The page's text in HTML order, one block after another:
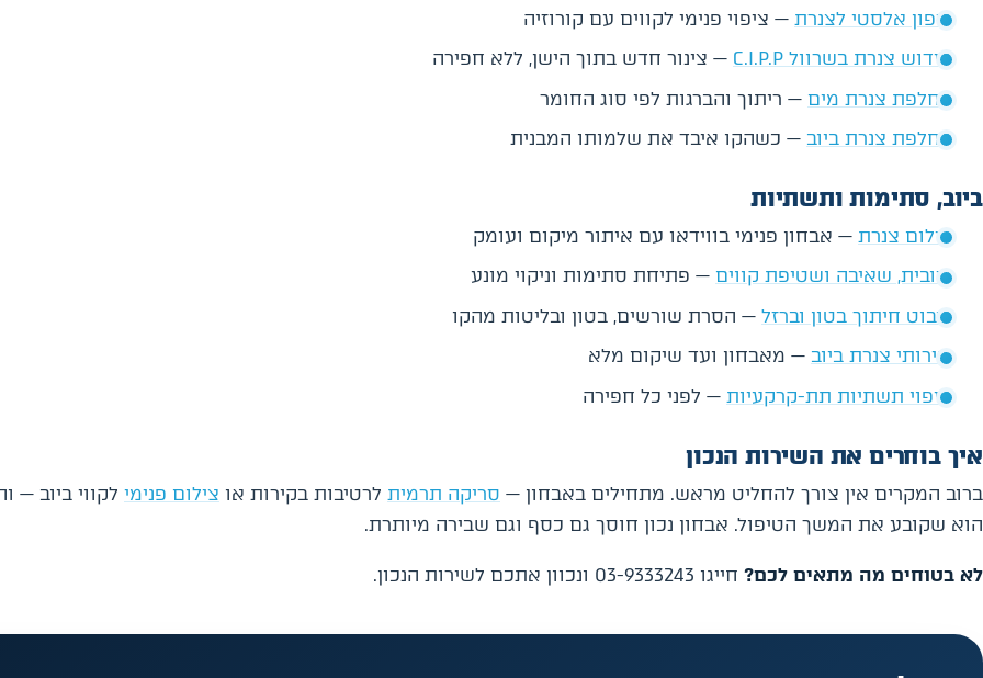
דיפון אלסטי לצנרת — ציפוי פנימי לקווים עם קורוזיה
חידוש צנרת בשרוול C.I.P.P
— צינור חדש בתוך הישן, ללא חפירה
החלפת צנרת מים — ריתוך והברגות לפי סוג החומר
החלפת צנרת ביוב — כשהקו איבד את שלמותו המבנית
ביוב, סתימות ותשתיות
צילום צנרת — אבחון פנימי בווידאו עם איתור מיקום ועומק
ביובית, שאיבה ושטיפת קווים — פתיחת סתימות וניקוי מונע
רובוט חיתוך בטון וברזל — הסרת שורשים, בטון ובליטות מהקו
שירותי צנרת ביוב — מאבחון ועד שיקום מלא
מיפוי תשתיות תת-קרקעיות — לפני כל חפירה
איך בוחרים את השירות הנכון
ברוב המקרים אין צורך להחליט מראש. מתחילים באבחון — סריקה תרמית לרטיבות בקירות או צילום פנימי לקווי ביוב —
הוא שקובע את המשך הטיפול. אבחון נכון חוסך גם כסף וגם שבירה מיותרת.
לא בטוחים מה מתאים לכם? חייגו 03-9333243 ונכוון אתכם לשירות הנכון.